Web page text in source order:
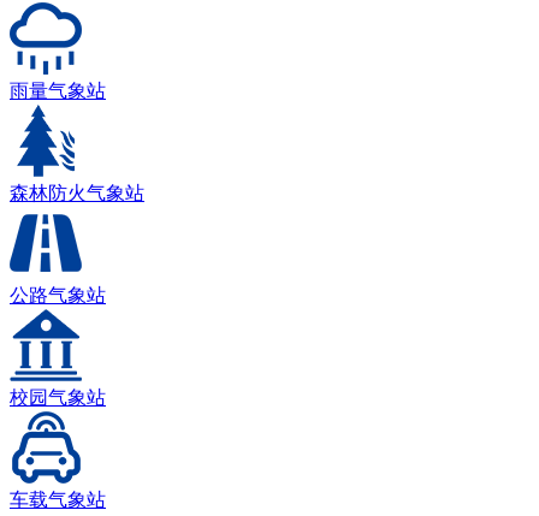
雨量气象站
森林防火气象站
公路气象站
校园气象站
车载气象站